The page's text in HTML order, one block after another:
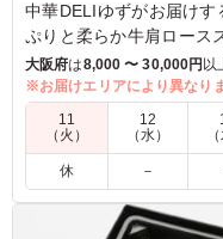
中華DELIゆずがお届けす
ぷりと柔らか牛肩ロース
黒こしょうが効いた特製
※「ルーローハン」は「
可能です。「ご飯の種類
5.0
贅沢幕の内御膳とい
大阪府は8,000 〜 30,000円 以
※お届けエリアにより異なり
11
（火）
12
（水）
休 －